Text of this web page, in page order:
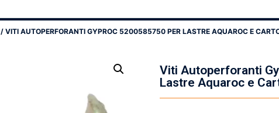
/ VITI AUTOPERFORANTI GYPROC 5200585750 PER LASTRE AQUAROC E
Viti Autoperforanti
Lastre Aquaroc e